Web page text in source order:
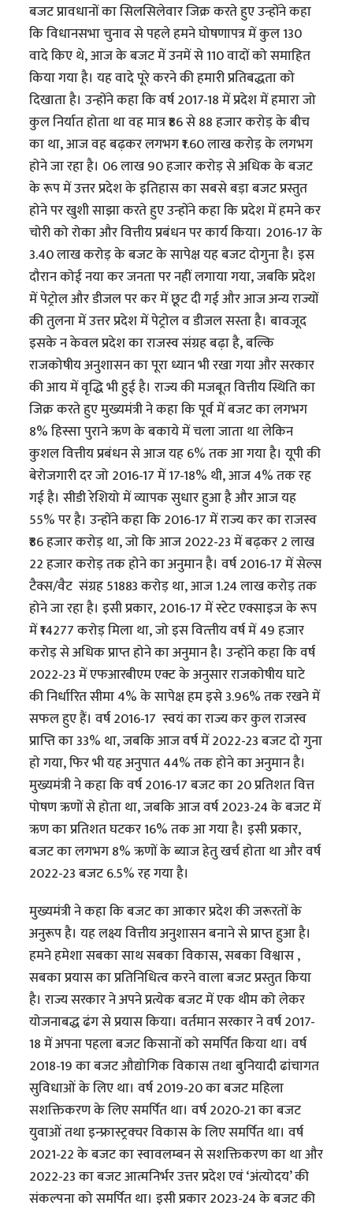
बजट प्रावधानों का सिलसिलेवार जिक्र करते हुए उन्होंने कहा
कि विधानसभा चुनाव से पहले हमने घोषणापत्र में कुल 130
वादे किए थे, आज के बजट में उनमें से 110 वादों को समाहित
किया गया है। यह वादे पूरे करने की हमारी प्रतिबद्धता को
दिखाता है। उन्होंने कहा कि वर्ष 2017-18 में प्रदेश में हमारा जो
कुल निर्यात होता था वह मात्र ₹86 से 88 हजार करोड़ के बीच
का था, आज वह बढ़कर लगभग ₹1.60 लाख करोड़ के लगभग
होने जा रहा है। 06 लाख 90 हजार करोड़ से अधिक के बजट
के रूप में उत्तर प्रदेश के इतिहास का सबसे बड़ा बजट प्रस्तुत
होने पर खुशी साझा करते हुए उन्होंने कहा कि प्रदेश में हमने कर
चोरी को रोका और वित्तीय प्रबंधन पर कार्य किया। 2016-17 के
3.40 लाख करोड़ के बजट के सापेक्ष यह बजट दोगुना है। इस
दौरान कोई नया कर जनता पर नहीं लगाया गया, जबकि प्रदेश
में पेट्रोल और डीजल पर कर में छूट दी गई और आज अन्य राज्यों
की तुलना में उत्तर प्रदेश में पेट्रोल व डीजल सस्ता है। बावजूद
इसके न केवल प्रदेश का राजस्व संग्रह बढ़ा है, बल्कि
राजकोषीय अनुशासन का पूरा ध्यान भी रखा गया और सरकार
की आय में वृद्धि भी हुई है। राज्य की मजबूत वित्तीय स्थिति का
जिक्र करते हुए मुख्यमंत्री ने कहा कि पूर्व में बजट का लगभग
8% हिस्सा पुराने ऋण के बकाये में चला जाता था लेकिन
कुशल वित्तीय प्रबंधन से आज यह 6% तक आ गया है। यूपी की
बेरोजगारी दर जो 2016-17 में 17-18% थी, आज 4% तक रह
गई है। सीडी रेशियो में व्यापक सुधार हुआ है और आज यह
55% पर है। उन्होंने कहा कि 2016-17 में राज्य कर का राजस्व
₹86 हजार करोड़ था, जो कि आज 2022-23 में बढ़कर 2 लाख
22 हजार करोड़ तक होने का अनुमान है। वर्ष 2016-17 में सेल्स
टैक्स/वैट संग्रह 51883 करोड़ था, आज 1.24 लाख करोड़ तक
होने जा रहा है। इसी प्रकार, 2016-17 में स्टेट एक्साइज के रूप
में ₹14277 करोड़ मिला था, जो इस वित्त्तीय वर्ष में 49 हजार
करोड़ से अधिक प्राप्त होने का अनुमान है। उन्होंने कहा कि वर्ष
2022-23 में एफआरबीएम एक्ट के अनुसार राजकोषीय घाटे
की निर्धारित सीमा 4% के सापेक्ष हम इसे 3.96% तक रखने में
सफल हुए हैं। वर्ष 2016-17 स्वयं का राज्य कर कुल राजस्व
प्राप्ति का 33% था, जबकि आज वर्ष में 2022-23 बजट दो गुना
हो गया, फिर भी यह अनुपात 44% तक होने का अनुमान है।
मुख्यमंत्री ने कहा कि वर्ष 2016-17 बजट का 20 प्रतिशत वित्त
पोषण ऋणों से होता था, जबकि आज वर्ष 2023-24 के बजट में
ऋण का प्रतिशत घटकर 16% तक आ गया है। इसी प्रकार,
बजट का लगभग 8% ऋणों के ब्याज हेतु खर्च होता था और वर्ष
2022-23 बजट 6.5% रह गया है।
मुख्यमंत्री ने कहा कि बजट का आकार प्रदेश की जरूरतों के
अनुरूप है। यह लक्ष्य वित्तीय अनुशासन बनाने से प्राप्त हुआ है।
हमने हमेशा सबका साथ सबका विकास, सबका विश्वास ,
सबका प्रयास का प्रतिनिधित्व करने वाला बजट प्रस्तुत किया
है। राज्य सरकार ने अपने प्रत्येक बजट में एक थीम को लेकर
योजनाबद्ध ढंग से प्रयास किया। वर्तमान सरकार ने वर्ष 2017-
18 में अपना पहला बजट किसानों को समर्पित किया था। वर्ष
2018-19 का बजट औद्योगिक विकास तथा बुनियादी ढांचागत
सुविधाओं के लिए था। वर्ष 2019-20 का बजट महिला
सशक्तिकरण के लिए समर्पित था। वर्ष 2020-21 का बजट
युवाओं तथा इन्फ्रास्ट्रक्चर विकास के लिए समर्पित था। वर्ष
2021-22 के बजट का स्वावलम्बन से सशक्तिकरण का था और
2022-23 का बजट आत्मनिर्भर उत्तर प्रदेश एवं ‘अंत्योदय’ की
संकल्पना को समर्पित था। इसी प्रकार 2023-24 के बजट की